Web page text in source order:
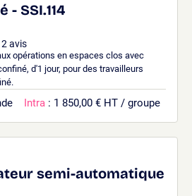
- SSI.114
2 avis
opérations en espaces clos avec
d'1 jour, pour des travailleurs
Intra : 1 850,00 € HT / groupe
semi-automatique